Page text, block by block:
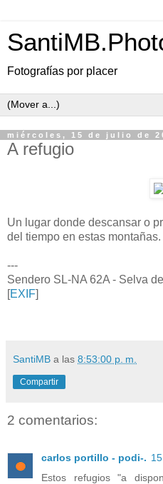
Fotografías por placer
miércoles, 15 de julio de
A refugio
Un lugar donde descansar o
del tiempo en estas montañas.
---
Sendero SL-NA 62A - Selva
[EXIF]
SantiMB a las 8:53:00 p. m.
Compartir
2 comentarios:
carlos portillo - podi-.
Estos refugios "a